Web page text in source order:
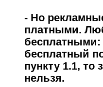
- Но
платными.
бесплатными:
бесплатный
пункту 1.1, то
нельзя.